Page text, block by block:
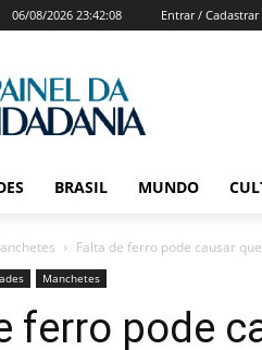
06/08/2026 23:42:08 Entrar / Cadastrar
BRASIL MUNDO
Falta de ferro pode causar
Manchetes
ferro pode